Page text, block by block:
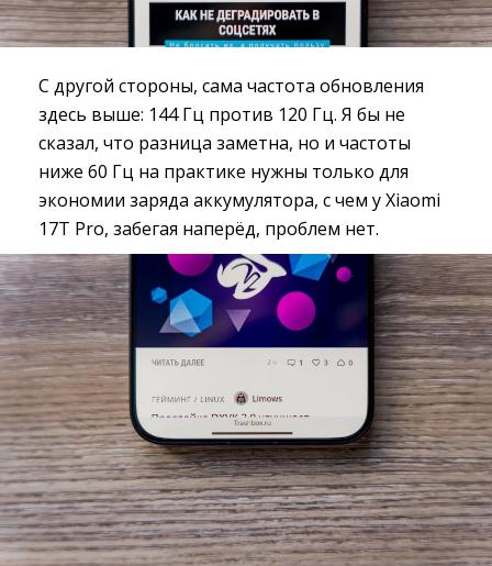
С другой стороны, сама частота обновления
здесь выше: 144 Гц против 120 Гц. Я бы не
сказал, что разница заметна, но и частоты
ниже 60 Гц на практике нужны только для
экономии заряда аккумулятора, с чем у Xiaomi
17T Pro, забегая наперёд, проблем нет.